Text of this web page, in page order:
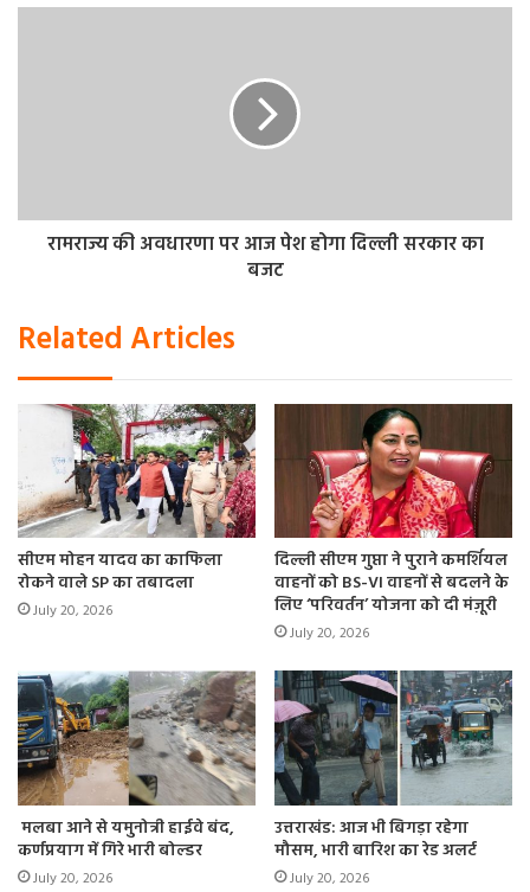
रामराज्य की अवधारणा पर आज पेश होगा दिल्ली सरकार का
बजट
Related Articles
सीएम मोहन यादव का काफिला
रोकने वाले SP का तबादला
July 20, 2026
दिल्ली सीएम गुप्ता ने पुराने कमर्शियल
वाहनों को BS-VI वाहनों से बदलने के
लिए ‘परिवर्तन’ योजना को दी मंज़ूरी
July 20, 2026
मलबा आने से यमुनोत्री हाईवे बंद,
कर्णप्रयाग में गिरे भारी बोल्डर
July 20, 2026
उत्तराखंड: आज भी बिगड़ा रहेगा
मौसम, भारी बारिश का रेड अलर्ट
July 20, 2026